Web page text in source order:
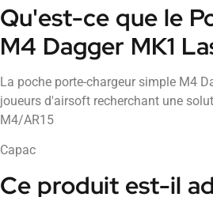
Qu'est-ce que le
M4 Dagger MK1
La poche porte-chargeur simple M4
joueurs d'airsoft recherchant une
M4/AR15
Capac
Ce produit est-il